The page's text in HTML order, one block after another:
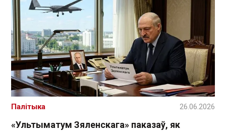
«Ультыматум Зяленскага» паказаў, як
Палітыка 26.06.2026